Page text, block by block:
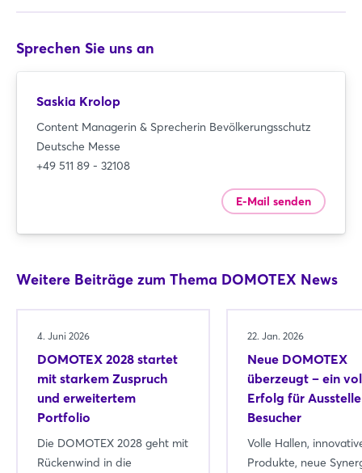
Sprechen Sie uns an
Saskia Krolop
Content Managerin & Sprecherin Bevölkerungsschutz
Deutsche Messe
+49 511 89 - 32108
E-Mail senden
Weitere Beiträge zum Thema DOMOTEX News
4. Juni 2026
DOMOTEX 2028 startet
mit starkem Zuspruch
und erweitertem
Portfolio
Die DOMOTEX 2028 geht mit
Rückenwind in die
22. Jan. 2026
Neue DOMOTEX
überzeugt – ein
Erfolg für
Besucher
Volle Hallen,
Produkte, neue